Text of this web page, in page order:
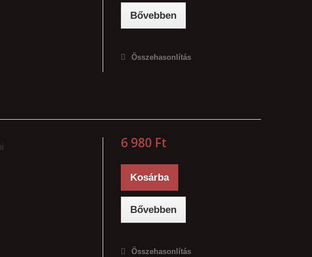
Bővebben
Összehasonlítás
6 980 Ft‎
Kosárba
Bővebben
Összehasonlítás